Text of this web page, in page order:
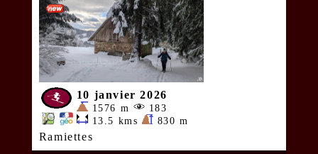
10 janvier 2026
1576 m
183
13.5 kms
830 m
Ramiettes